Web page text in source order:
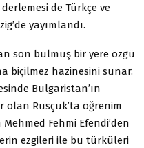
de Türkçe ve
yayımlandı.
son bulmuş bir yere özgü
biçilmez hazinesini sunar.
Bulgaristan’ın
olan Rusçuk’ta öğrenim
Fehmi Efendi’den
ezgileri ile bu türküleri